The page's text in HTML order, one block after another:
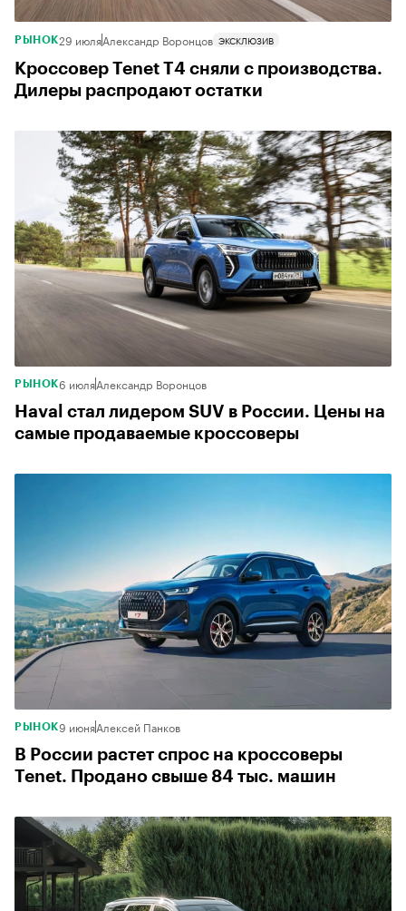
РЫНОК29 июляАлександр Воронцов ЭКСКЛЮЗИВ
Кроссовер Tenet T4 сняли с производства.
Дилеры распродают остатки
РЫНОК6 июляАлександр Воронцов
Haval стал лидером SUV в России. Цены на
самые продаваемые кроссоверы
РЫНОК9 июняАлексей Панков
В России растет спрос на кроссоверы
Tenet. Продано свыше 84 тыс. машин